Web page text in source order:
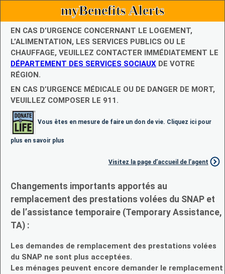
myBenefits Alerts
EN CAS D’URGENCE CONCERNANT LE LOGEMENT,
L’ALIMENTATION, LES SERVICES PUBLICS OU LE
CHAUFFAGE, VEUILLEZ CONTACTER IMMÉDIATEMENT LE
DÉPARTEMENT DES SERVICES SOCIAUX DE VOTRE
RÉGION.
EN CAS D’URGENCE MÉDICALE OU DE DANGER DE MORT,
VEUILLEZ COMPOSER LE 911.
Vous êtes en mesure de faire un don de vie. Cliquez ici pour
plus en savoir plus
Visitez la page d’accueil de l’agent
Changements importants apportés au
remplacement des prestations volées du SNAP et
de l’assistance temporaire (Temporary Assistance,
TA) :
Les demandes de remplacement des prestations volées
du SNAP ne sont plus acceptées.
Les ménages peuvent encore demander le remplacement